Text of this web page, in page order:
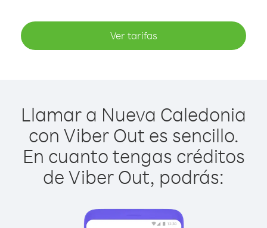
Ver tarifas
Llamar a Nueva Caledonia
con Viber Out es sencillo.
En cuanto tengas créditos
de Viber Out, podrás: